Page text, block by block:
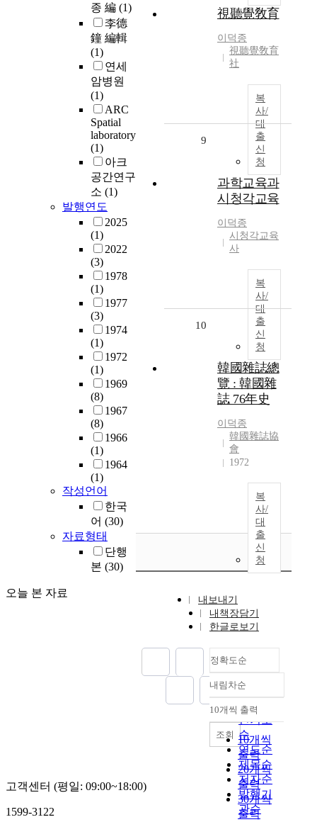
종 編 (1)
李德
鐘 編輯
(1)
연세
암병원
(1)
ARC
Spatial
laboratory
(1)
아크
공간연구
소 (1)
발행연도
2025
(1)
2022
(3)
1978
(1)
1977
(3)
1974
(1)
1972
(1)
1969
(8)
1967
(8)
1966
(1)
1964
(1)
작성언어
한국
어 (30)
자료형태
단행
본 (30)
오늘 본 자료
視聽覺敎育
이덕종
視聽覺敎育
社
복
사/
대
출
신
청
9
과학교육과
시청각교육
이덕종
시청각교육
사
복
사/
대
출
신
청
10
韓國雜誌總
覽 : 韓國雜
誌 76年史
이덕종
韓國雜誌協
會
1972
복
사/
대
출
신
청
내보내기
내책장담기
한글로보기
정확도순
정확도
순
인기도
순
연도순
제목순
저자순
발행기
관순
내림차순
내림차순
10개씩 출력
10개씩
출력
20개씩
출력
30개씩
출력
조회
고객센터 (평일: 09:00~18:00)
1599-3122